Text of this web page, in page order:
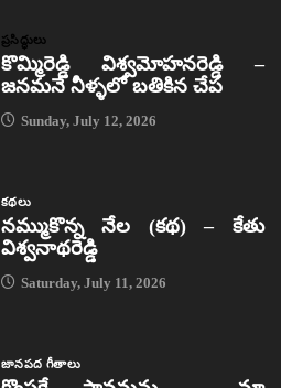
ప్రసిద్ధులు
కొమ్మిరెడ్డి విశ్వమోహనరెడ్డి –
జనమనే నీళ్ళలో బతికిన చేప
Sunday, July 12, 2026
కథలు
నమ్ముకొన్న నేల (కథ) – కేతు
విశ్వనాథరెడ్డి
Saturday, July 11, 2026
జానపద గీతాలు